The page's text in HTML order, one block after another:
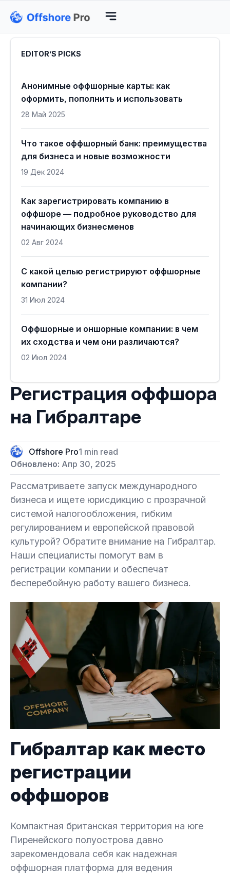
Регистрация оффшора
на Гибралтаре
Offshore Pro1 min read
Обновлено: Апр 30, 2025
Рассматриваете запуск международного
бизнеса и ищете юрисдикцию с прозрачной
системой налогообложения, гибким
регулированием и европейской правовой
культурой? Обратите внимание на Гибралтар.
Наши специалисты помогут вам в
регистрации компании и обеспечат
бесперебойную работу вашего бизнеса.
Гибралтар как место
регистрации
оффшоров
Компактная британская территория на юге
Пиренейского полуострова давно
зарекомендовала себя как надежная
оффшорная платформа для ведения
EDITOR’S PICKS
Анонимные оффшорные карты: как
оформить, пополнить и использовать
28 Май 2025
Что такое оффшорный банк: преимущества
для бизнеса и новые возможности
19 Дек 2024
Как зарегистрировать компанию в
оффшоре — подробное руководство для
начинающих бизнесменов
02 Авг 2024
С какой целью регистрируют оффшорные
компании?
31 Июл 2024
Оффшорные и оншорные компании: в чем
их сходства и чем они различаются?
02 Июл 2024